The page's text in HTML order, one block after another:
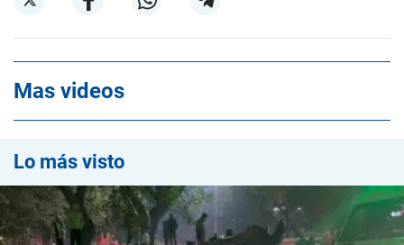
Mas videos
Lo más visto